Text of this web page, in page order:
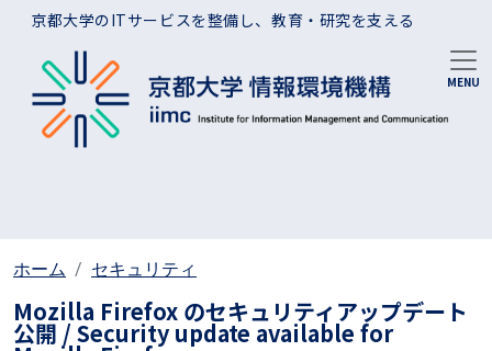
メインコンテンツに移動
京都大学のITサービスを整備し、教育・研究を支える
ホーム セキュリティ
Mozilla Firefox のセキュリティアップデート
公開 / Security update available for